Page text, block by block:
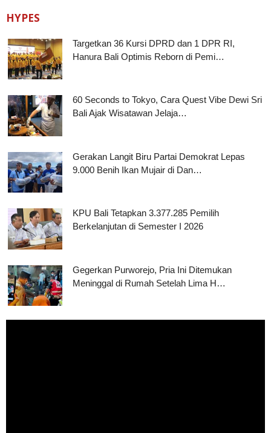
HYPES
Targetkan 36 Kursi DPRD dan 1 DPR RI,
Hanura Bali Optimis Reborn di Pemi…
60 Seconds to Tokyo, Cara Quest Vibe Dewi Sri
Bali Ajak Wisatawan Jelaja…
Gerakan Langit Biru Partai Demokrat Lepas
9.000 Benih Ikan Mujair di Dan…
KPU Bali Tetapkan 3.377.285 Pemilih
Berkelanjutan di Semester I 2026
Gegerkan Purworejo, Pria Ini Ditemukan
Meninggal di Rumah Setelah Lima H…